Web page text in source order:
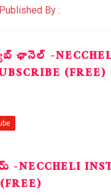
Published By :
ఛానెల్ -
(FREE)
-NECCHELI